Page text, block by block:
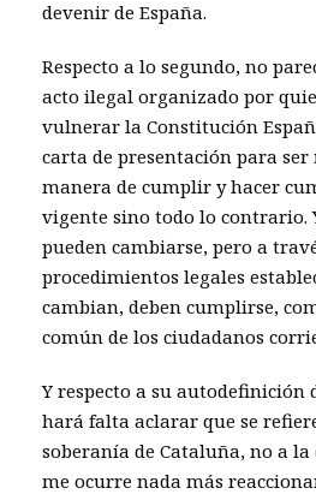
devenir de España.
Respecto a lo segundo, no
acto ilegal organizado por
vulnerar la Constitución
carta de presentación para
manera de cumplir y hacer
vigente sino todo lo contrario.
pueden cambiarse, pero a
procedimientos legales
cambian, deben cumplirse,
común de los ciudadanos
Y respecto a su autodefinición
hará falta aclarar que se
soberanía de Cataluña, no a la
me ocurre nada más